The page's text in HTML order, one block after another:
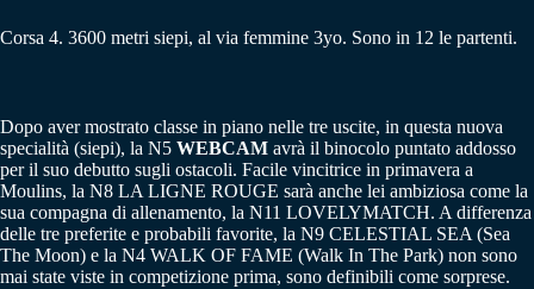
Corsa 4. 3600 metri siepi, al via femmine 3yo. Sono in 12 le partenti.
Dopo aver mostrato classe in piano nelle tre uscite, in questa nuova
specialità (siepi), la N5 WEBCAM avrà il binocolo puntato addosso
per il suo debutto sugli ostacoli. Facile vincitrice in primavera a
Moulins, la N8 LA LIGNE ROUGE sarà anche lei ambiziosa come la
sua compagna di allenamento, la N11 LOVELYMATCH. A differenza
delle tre preferite e probabili favorite, la N9 CELESTIAL SEA (Sea
The Moon) e la N4 WALK OF FAME (Walk In The Park) non sono
mai state viste in competizione prima, sono definibili come sorprese.